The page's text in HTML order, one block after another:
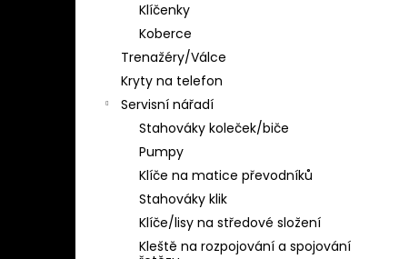
Klíčenky
Koberce
Trenažéry/Válce
Kryty na telefon
Servisní nářadí
Stahováky koleček/biče
Pumpy
Klíče na matice převodníků
Stahováky klik
Klíče/lisy na středové složení
Kleště na rozpojování a spojování